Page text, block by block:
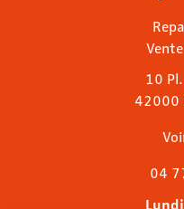
10
42000
04
Lundi